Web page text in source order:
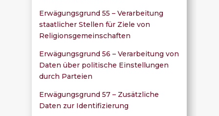
Erwägungsgrund 55 – Verarbeitung
staatlicher Stellen für Ziele von
Religionsgemeinschaften
Erwägungsgrund 56 – Verarbeitung von
Daten über politische Einstellungen
durch Parteien
Erwägungsgrund 57 – Zusätzliche
Daten zur Identifizierung